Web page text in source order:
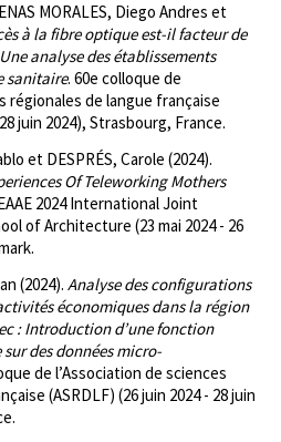
MORALES, Diego Andres et
à la fibre optique est-il facteur de
analyse des établissements
sanitaire. 60e colloque de
régionales de langue française
juin 2024), Strasbourg, France.
et DESPRÉS, Carole (2024).
Of Teleworking Mothers
2024 International Joint
of Architecture (23 mai 2024 - 26
(2024). Analyse des configurations
économiques dans la région
: Introduction d’une fonction
des données micro-
de l’Association de sciences
(ASRDLF) (26 juin 2024 - 28 juin